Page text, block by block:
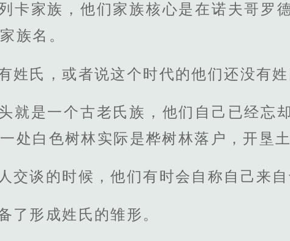
卡家族，他们家族核心是在诺夫哥罗
族名。
姓氏，或者说这个时代的他们还没有姓
就是一个古老氏族，他们自己已经忘
处白色树林实际是桦树林落户，开垦
交谈的时候，他们有时会自称自己来自
了形成姓氏的雏形。